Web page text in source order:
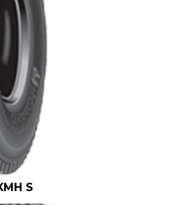
S